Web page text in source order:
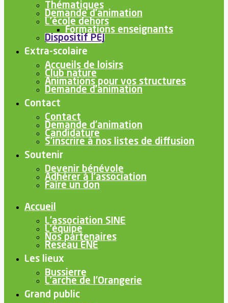
Thématiques
Demande d’animation
L’école dehors
Formations enseignants
Dispositif PEJ
Extra-scolaire
Accueils de loisirs
Club nature
Animations pour vos structures
Demande d’animation
Contact
Contact
Demande d’animation
Candidature
S’inscrire à nos listes de diffusion
Soutenir
Devenir bénévole
Adhérer à l’association
Faire un don
Accueil
L’association SINE
L’équipe
Nos partenaires
Reseau ENE
Les lieux
Bussierre
L’arche de l’Orangerie
Grand public